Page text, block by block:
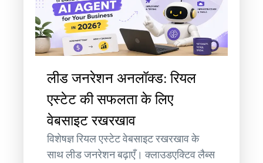
लीड जनरेशन अनलॉक्ड: रियल
एस्टेट की सफलता के लिए
वेबसाइट रखरखाव
विशेषज्ञ रियल एस्टेट वेबसाइट रखरखाव के
साथ लीड जनरेशन बढ़ाएँ। क्लाउडएक्टिव लैब्स